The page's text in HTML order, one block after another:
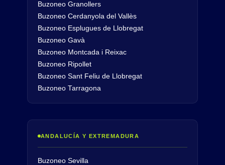
Buzoneo Granollers
Buzoneo Cerdanyola del Vallès
Buzoneo Esplugues de Llobregat
Buzoneo Gavà
Buzoneo Montcada i Reixac
Buzoneo Ripollet
Buzoneo Sant Feliu de Llobregat
Buzoneo Tarragona
ANDALUCÍA Y EXTREMADURA
Buzoneo Sevilla